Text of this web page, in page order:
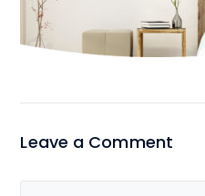
Leave a Comment